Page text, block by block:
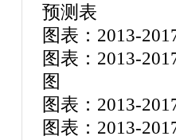
预测表
图表：2013-
图表：2013-
图
图表：2013-
图表：2013-